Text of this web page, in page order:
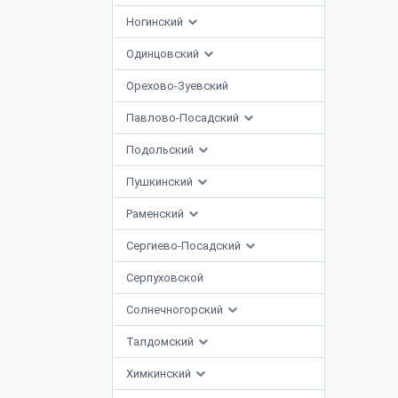
Ногинский
Одинцовский
Орехово-Зуевский
Павлово-Посадский
Подольский
Пушкинский
Раменский
Сергиево-Посадский
Серпуховской
Солнечногорский
Талдомский
Химкинский